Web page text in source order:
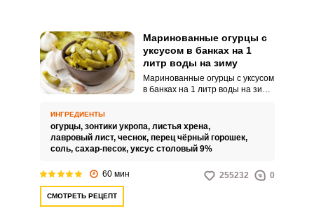
Маринованные огурцы с
уксусом в банках на 1
литр воды на зиму
Маринованные огурцы с уксусом
в банках на 1 литр воды на зиму
радуешься.
ИНГРЕДИЕНТЫ
огурцы, зонтики укропа, листья хрена,
лавровый лист, чеснок, перец чёрный горошек,
соль, сахар-песок, уксус столовый 9%
60 мин 255232 0
СМОТРЕТЬ РЕЦЕПТ